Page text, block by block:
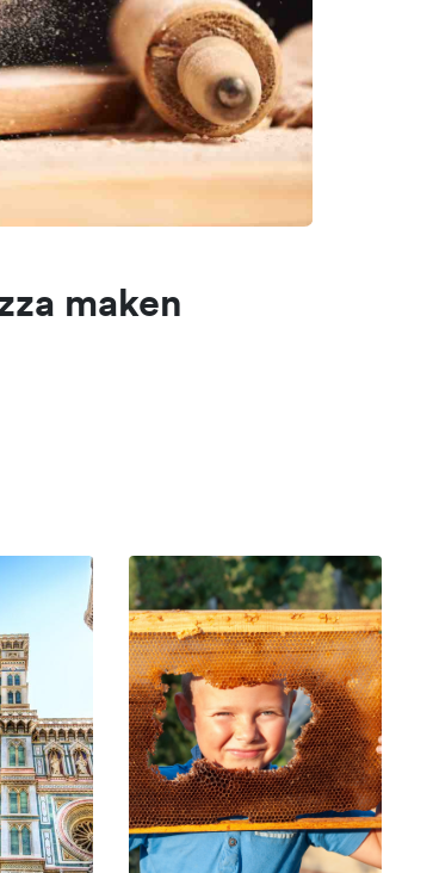
maken